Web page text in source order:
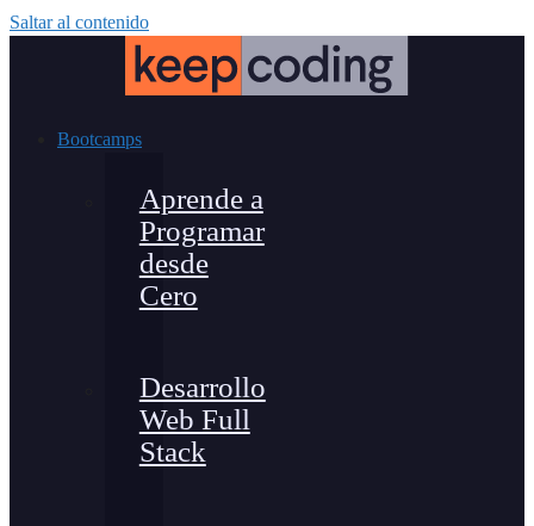
Saltar al contenido
Bootcamps
Aprende a
Programar
desde
Cero
Desarrollo
Web Full
Stack